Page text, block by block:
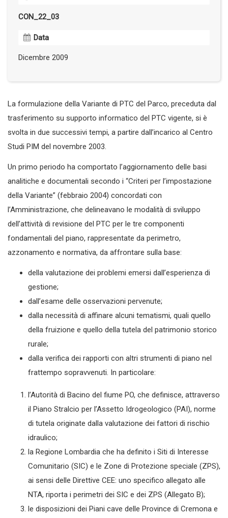
CON_22_03
Data
Dicembre 2009
La formulazione della Variante di PTC del Parco, preceduta dal
trasferimento su supporto informatico del PTC vigente, si è
svolta in due successivi tempi, a partire dall’incarico al Centro
Studi PIM del novembre 2003.
Un primo periodo ha comportato l’aggiornamento delle basi
analitiche e documentali secondo i “Criteri per l’impostazione
della Variante” (febbraio 2004) concordati con
l’Amministrazione, che delineavano le modalità di sviluppo
dell’attività di revisione del PTC per le tre componenti
fondamentali del piano, rappresentate da perimetro,
azzonamento e normativa, da affrontare sulla base:
della valutazione dei problemi emersi dall’esperienza di
gestione;
dall’esame delle osservazioni pervenute;
dalla necessità di affinare alcuni tematismi, quali quello
della fruizione e quello della tutela del patrimonio storico
rurale;
dalla verifica dei rapporti con altri strumenti di piano nel
frattempo sopravvenuti. In particolare:
l’Autorità di Bacino del fiume PO, che definisce, attraverso
il Piano Stralcio per l’Assetto Idrogeologico (PAI), norme
di tutela originate dalla valutazione dei fattori di rischio
idraulico;
la Regione Lombardia che ha definito i Siti di Interesse
Comunitario (SIC) e le Zone di Protezione speciale (ZPS),
ai sensi delle Direttive CEE: uno specifico allegato alle
NTA, riporta i perimetri dei SIC e dei ZPS (Allegato B);
le disposizioni dei Piani cave delle Province di Cremona e